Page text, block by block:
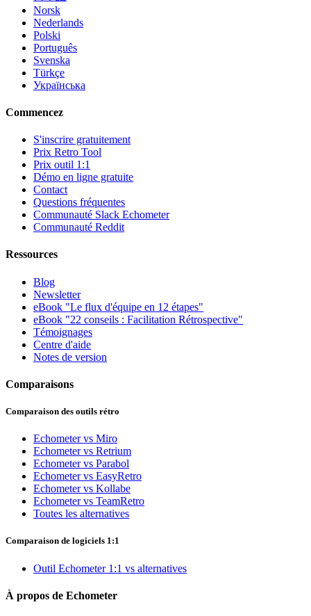
Norsk
Nederlands
Polski
Português
Svenska
Türkçe
Українська
Commencez
S'inscrire gratuitement
Prix Retro Tool
Prix outil 1:1
Démo en ligne gratuite
Contact
Questions fréquentes
Communauté Slack Echometer
Communauté Reddit
Ressources
Blog
Newsletter
eBook "Le flux d'équipe en 12 étapes"
eBook "22 conseils : Facilitation Rétrospective"
Témoignages
Centre d'aide
Notes de version
Comparaisons
Comparaison des outils rétro
Echometer vs Miro
Echometer vs Retrium
Echometer vs Parabol
Echometer vs EasyRetro
Echometer vs Kollabe
Echometer vs TeamRetro
Toutes les alternatives
Comparaison de logiciels 1:1
Outil Echometer 1:1 vs alternatives
À propos de Echometer